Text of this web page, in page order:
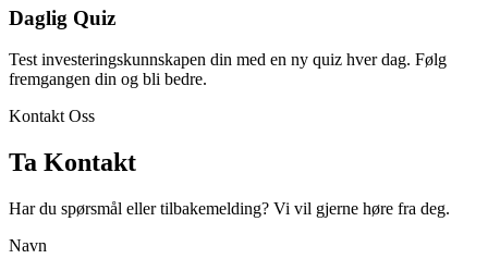
Daglig Quiz
Test investeringskunnskapen din med en ny quiz hver dag. Følg
fremgangen din og bli bedre.
Kontakt Oss
Ta Kontakt
Har du spørsmål eller tilbakemelding? Vi vil gjerne høre fra deg.
Navn